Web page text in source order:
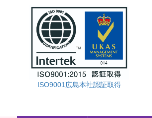
ISO9001広島本社認証取得